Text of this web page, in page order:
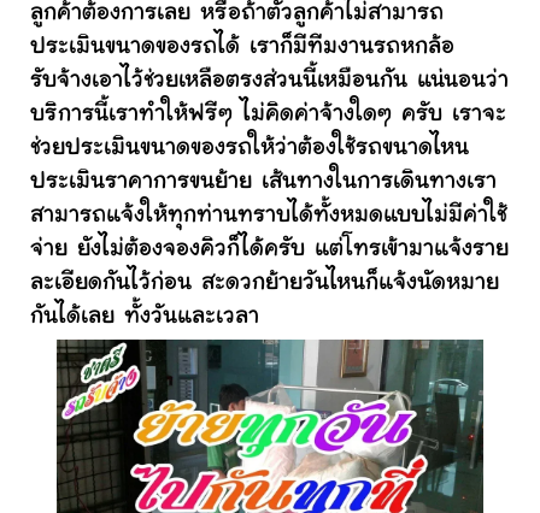
ลูกค้าต้องการเลย หรือถ้าตัวลูกค้าไม่สามารถ
ประเมินขนาดของรถได้ เราก็มีทีมงานรถหกล้อ
รับจ้างเอาไว้ช่วยเหลือตรงส่วนนี้เหมือนกัน แน่นอนว่า
บริการนี้เราทำให้ฟรีๆ ไม่คิดค่าจ้างใดๆ ครับ เราจะ
ช่วยประเมินขนาดของรถให้ว่าต้องใช้รถขนาดไหน
ประเมินราคาการขนย้าย เส้นทางในการเดินทางเรา
สามารถแจ้งให้ทุกท่านทราบได้ทั้งหมดแบบไม่มีค่าใช้
จ่าย ยังไม่ต้องจองคิวก็ได้ครับ แต่โทรเข้ามาแจ้งราย
ละเอียดกันไว้ก่อน สะดวกย้ายวันไหนก็แจ้งนัดหมาย
กันได้เลย ทั้งวันและเวลา